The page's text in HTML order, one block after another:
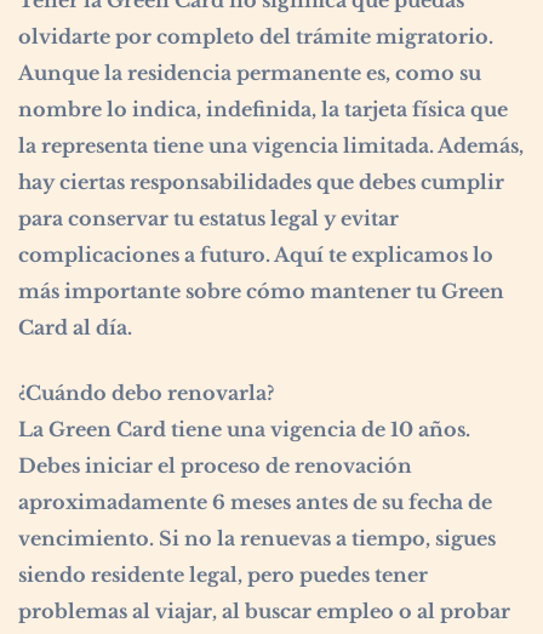
olvidarte por completo del trámite migratorio.
Aunque la residencia permanente es, como su
nombre lo indica, indefinida, la tarjeta física que
la representa tiene una vigencia limitada. Además,
hay ciertas responsabilidades que debes cumplir
para conservar tu estatus legal y evitar
complicaciones a futuro. Aquí te explicamos lo
más importante sobre cómo mantener tu Green
Card al día.
¿Cuándo debo renovarla?
La Green Card tiene una vigencia de 10 años.
Debes iniciar el proceso de renovación
aproximadamente 6 meses antes de su fecha de
vencimiento. Si no la renuevas a tiempo, sigues
siendo residente legal, pero puedes tener
problemas al viajar, al buscar empleo o al probar